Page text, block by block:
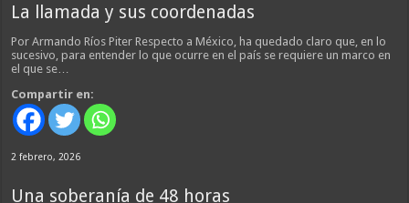
La llamada y sus coordenadas
Por Armando Ríos Piter Respecto a México, ha quedado claro que, en lo
sucesivo, para entender lo que ocurre en el país se requiere un marco en
el que se…
Compartir en:
2 febrero, 2026
Una soberanía de 48 horas